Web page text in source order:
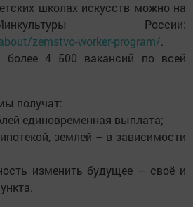
школах искусств можно на
России:
zemstvo-worker-program/.
более 4 500 вакансий по всей
получат:
единовременная выплата;
землей – в зависимости
изменить будущее – своё и